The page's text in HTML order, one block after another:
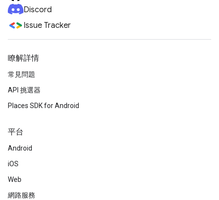
Discord
Issue Tracker
瞭解詳情
常見問題
API 挑選器
Places SDK for Android
平台
Android
iOS
Web
網路服務